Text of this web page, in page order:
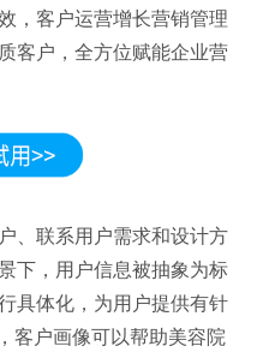
，客户运营增长营销管理
客户，全方位赋能企业营
、联系用户需求和设计方
下，用户信息被抽象为标
具体化，为用户提供有针
客户画像可以帮助美容院